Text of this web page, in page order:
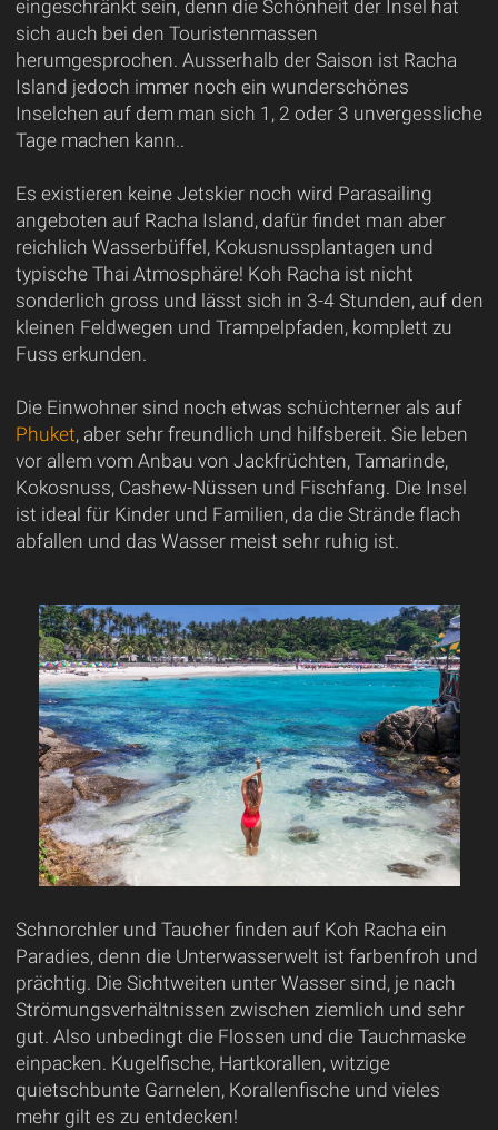
eingeschränkt sein, denn die Schönheit der Insel hat
sich auch bei den Touristenmassen
herumgesprochen. Ausserhalb der Saison ist Racha
Island jedoch immer noch ein wunderschönes
Inselchen auf dem man sich 1, 2 oder 3 unvergessliche
Tage machen kann..
Es existieren keine Jetskier noch wird Parasailing
angeboten auf Racha Island, dafür findet man aber
reichlich Wasserbüffel, Kokusnussplantagen und
typische Thai Atmosphäre! Koh Racha ist nicht
sonderlich gross und lässt sich in 3-4 Stunden, auf den
kleinen Feldwegen und Trampelpfaden, komplett zu
Fuss erkunden.
Die Einwohner sind noch etwas schüchterner als auf
Phuket, aber sehr freundlich und hilfsbereit. Sie leben
vor allem vom Anbau von Jackfrüchten, Tamarinde,
Kokosnuss, Cashew-Nüssen und Fischfang. Die Insel
ist ideal für Kinder und Familien, da die Strände flach
abfallen und das Wasser meist sehr ruhig ist.
Schnorchler und Taucher finden auf Koh Racha ein
Paradies, denn die Unterwasserwelt ist farbenfroh und
prächtig. Die Sichtweiten unter Wasser sind, je nach
Strömungsverhältnissen zwischen ziemlich und sehr
gut. Also unbedingt die Flossen und die Tauchmaske
einpacken. Kugelfische, Hartkorallen, witzige
quietschbunte Garnelen, Korallenfische und vieles
mehr gilt es zu entdecken!